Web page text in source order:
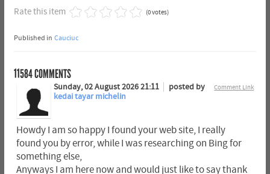
Rate this item (0 votes)
Published in Cauciuc
11584COMMENTS
Comment Link
Sunday, 02 August 2026 21:11
posted by
kedai tayar michelin
Howdy I am so happy I found your web site, I really
found you by error, while I was researching on Bing for
something else,
Anyways I am here now and would just like to say thank